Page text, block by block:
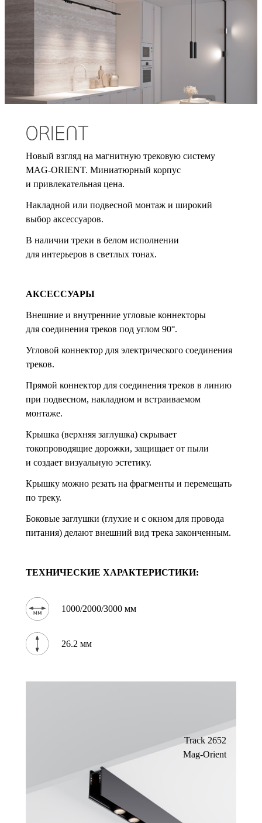
Track 2652
Mag-Orient
Новый взгляд на магнитную трековую систему
MAG-ORIENT. Миниатюрный корпус
и привлекательная цена.
Накладной или подвесной монтаж и широкий
выбор аксессуаров.
В наличии треки в белом исполнении
для интерьеров в светлых тонах.
АКСЕССУАРЫ
Внешние и внутренние угловые коннекторы
для соединения треков под углом 90°.
Угловой коннектор для электрического соединения
треков.
Прямой коннектор для соединения треков в линию
при подвесном, накладном и встраиваемом
монтаже.
Крышка (верхняя заглушка) скрывает
токопроводящие дорожки, защищает от пыли
и создает визуальную эстетику.
Крышку можно резать на фрагменты и перемещать
по треку.
Боковые заглушки (глухие и с окном для провода
питания) делают внешний вид трека законченным.
ТЕХНИЧЕСКИЕ ХАРАКТЕРИСТИКИ:
1000/2000/3000 мм
26.2 мм